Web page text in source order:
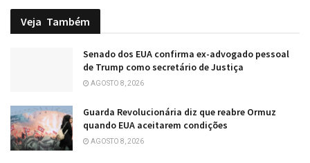
Veja Também
Senado dos EUA confirma ex-advogado pessoal
de Trump como secretário de Justiça
AGOSTO 8, 2026
Guarda Revolucionária diz que reabre Ormuz
quando EUA aceitarem condições
AGOSTO 8, 2026